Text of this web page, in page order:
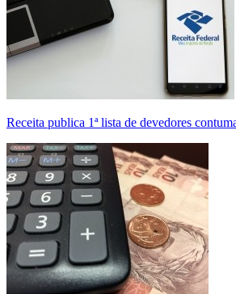
Receita publica 1ª lista de devedores